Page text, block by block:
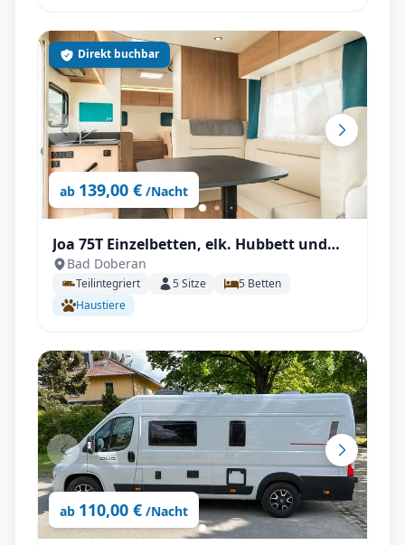
ab 139,00 € /Nacht
Direkt buchbar
Joa 75T Einzelbetten, elk. Hubbett und
großer Wohnbereich für bis zu 5
Personen
Bad Doberan
Teilintegriert 5Sitze 5 Betten
Haustiere
ab 110,00 € /Nacht